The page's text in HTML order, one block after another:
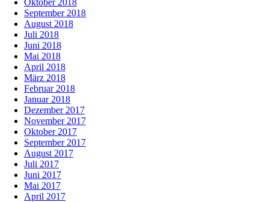
September 2018
August 2018
Juli 2018
Juni 2018
Mai 2018
April 2018
März 2018
Februar 2018
Januar 2018
Dezember 2017
November 2017
Oktober 2017
September 2017
August 2017
Juli 2017
Juni 2017
Mai 2017
April 2017